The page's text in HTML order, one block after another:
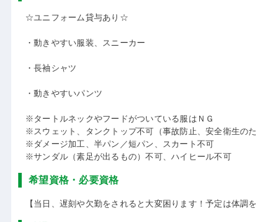
☆ユニフォーム貸与あり☆
・動きやすい服装、スニーカー
・長袖シャツ
・動きやすいパンツ
※タートルネックやフードがついている服はＮＧ
※スウェット、タンクトップ不可（事故防止、安全衛生のた
※ダメージ加工、半パン／短パン、スカート不可
※サンダル（素足が出るもの）不可、ハイヒール不可
希望資格・必要資格
【当日、遅刻や欠勤をされると大変困ります！予定は体調